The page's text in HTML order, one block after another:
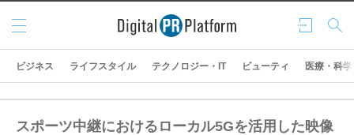
ログ
イン
検索
メニ
ュー
ビジネス ライフスタイル テクノロジー・IT ビューティ 医療・科学
スポーツ中継におけるローカル5Gを活用した映像